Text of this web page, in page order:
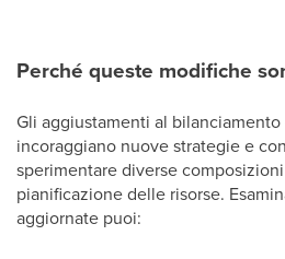
Perché queste modifiche
Gli aggiustamenti al
incoraggiano nuove strategie e
sperimentare diverse
pianificazione delle risorse.
aggiornate puoi: